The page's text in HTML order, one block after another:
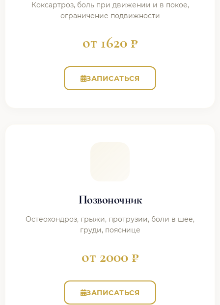
Коксартроз, боль при движении и в покое,
ограничение подвижности
от 1620 ₽
ЗАПИСАТЬСЯ
Позвоночник
Остеохондроз, грыжи, протрузии, боли в шее,
груди, пояснице
от 2000 ₽
ЗАПИСАТЬСЯ